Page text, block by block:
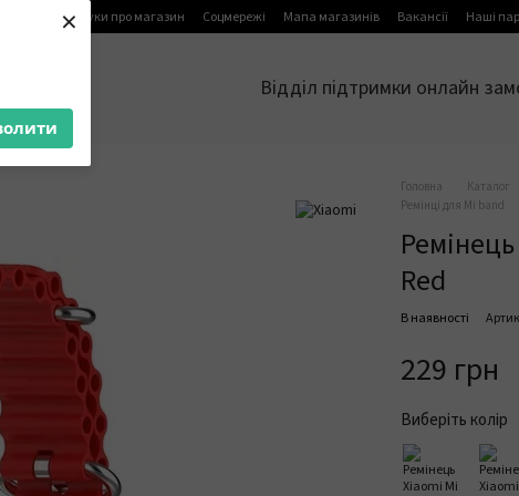
×
Відгуки про магазин Соцмережі Мапа магазинів Вакансії Наші
Відділ підтримки онлайн
Головна Каталог
Ремінці для Mi band
Red
В наявності
229 грн
Виберіть колір